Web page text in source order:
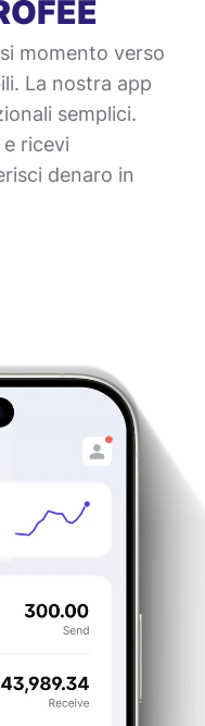
momento verso
La nostra app
semplici.
ricevi
denaro in